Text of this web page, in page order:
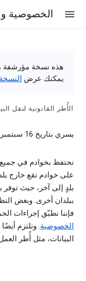
الخصوصية
هذه نسخة مؤرشفة من
يمكنك عرض
الأُطر القانونية لنقل
يسري بتاريخ 16 سبتمبر 2024 |
نحتفظ بخوادم في جميع
على خوادم تقع خارج
بلدٍ إلى آخر، حيث
ببلدان أخرى. وبغض
فإننا نطبّق إجراءات
الخصوصية. ونلتزم
البيانات، مثل أُطر